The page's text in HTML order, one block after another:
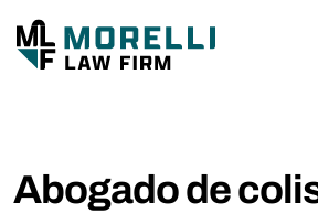
Abogado de